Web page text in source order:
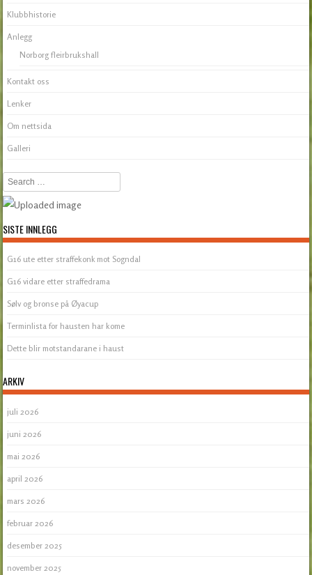
Klubbhistorie
Anlegg
Norborg fleirbrukshall
Kontakt oss
Lenker
Om nettsida
Galleri
Search
SISTE INNLEGG
G16 ute etter straffekonk mot Sogndal
G16 vidare etter straffedrama
Sølv og bronse på Øyacup
Terminlista for hausten har kome
Dette blir motstandarane i haust
ARKIV
juli 2026
juni 2026
mai 2026
april 2026
mars 2026
februar 2026
desember 2025
november 2025